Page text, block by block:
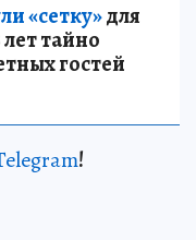
«сетку»для
тайно
гостей
!